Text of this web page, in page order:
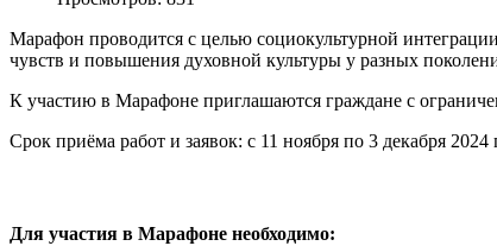
Марафон проводится с целью социокультурной
чувств и повышения духовной культуры у разных
К участию в Марафоне приглашаются граждане с
Срок приёма работ и заявок: с 11 ноября по 3 декабря 2024
Для участия в Марафоне необходимо: